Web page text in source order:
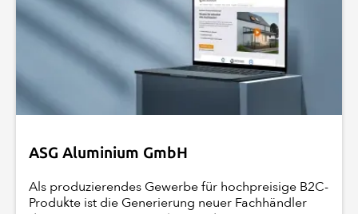
ASG Aluminium GmbH
Als produzierendes Gewerbe für hochpreisige B2C-
Produkte ist die Generierung neuer Fachhändler